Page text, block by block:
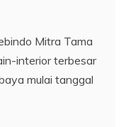
Mitra Tama
interior terbesar
mulai tanggal